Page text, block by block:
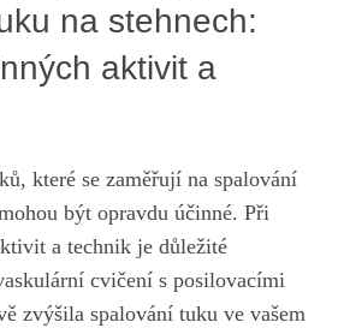
na stehnech:
aktivit ‌a
které se zaměřují na spalování
‍být opravdu účinné. Při
a technik je důležité
cvičení s​ posilovacími
zvýšila ⁣spalování tuku ve vašem